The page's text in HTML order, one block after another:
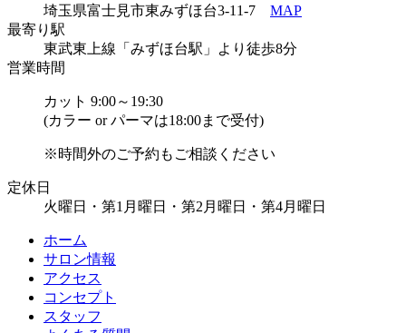
埼玉県富士見市東みずほ台3-11-7 MAP
最寄り駅
東武東上線「みずほ台駅」より徒歩8分
営業時間
カット 9:00～19:30
(カラー or パーマは18:00まで受付)
※時間外のご予約もご相談ください
定休日
火曜日・第1月曜日・第2月曜日・第4月曜日
ホーム
サロン情報
アクセス
コンセプト
スタッフ